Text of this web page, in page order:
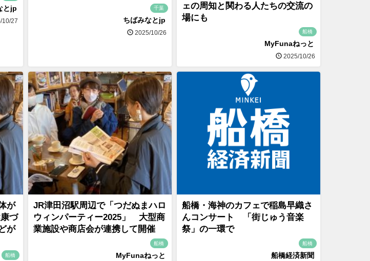
とjp
10/27
千葉
ちばみなとjp
2025/10/26
ェの周知と関わる人たちの交流の
場にも
船橋
MyFunaねっと
2025/10/26
が
づ
が
船橋
JR津田沼駅周辺で「つだぬまハロ
ウィンパーティー2025」 大型商
業施設や商店会が連携して開催
船橋
MyFunaねっと
船橋・海神のカフェで稲島早織さ
んコンサート 「街じゅう音楽
祭」の一環で
船橋
船橋経済新聞